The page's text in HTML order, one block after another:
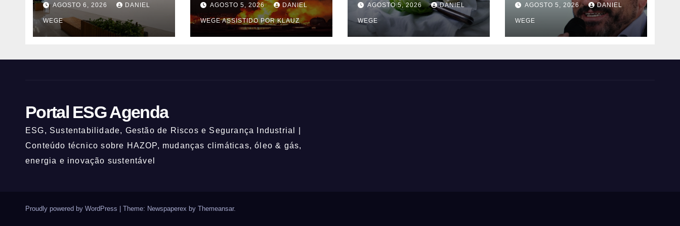
grandes marcas e
inauguração de
espaço infantil – Dicas
AGOSTO 6, 2026 DANIEL
WEGE
Itaquaquecetuba/SP
(UNIQUIMA/Quema)
AGOSTO 5, 2026 DANIEL
WEGE ASSISTIDO POR KLAUZ
AGOSTO 5, 2026 DANIEL
WEGE
AGOSTO 5, 2026 DANIEL
WEGE
Portal ESG Agenda
ESG, Sustentabilidade, Gestão de Riscos e Segurança Industrial |
Conteúdo técnico sobre HAZOP, mudanças climáticas, óleo & gás,
energia e inovação sustentável
Proudly powered by WordPress | Theme: Newspaperex by Themeansar.